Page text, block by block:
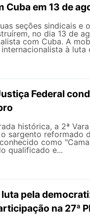
em 13 de
seções sindicais e
no dia 13 de
com Cuba. A
à luta
Federal
histórica, a 2ª
sargento reformado
como
qualificado e...
pela
na 27ª